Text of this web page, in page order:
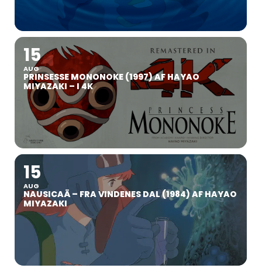
15
AUG
PRINSESSE MONONOKE (1997) AF HAYAO
MIYAZAKI – I 4K
15
AUG
NAUSICAÄ – FRA VINDENES DAL (1984) AF HAYAO
MIYAZAKI